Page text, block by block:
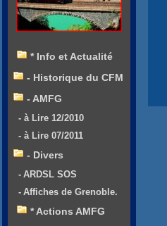
* Info et Actualité
- Historique du CFM
- AMFG
- à Lire 12/2010
- à Lire 07/2011
- Divers
- ARDSL SOS
- Affiches de Grenoble.
* Actions AMFG